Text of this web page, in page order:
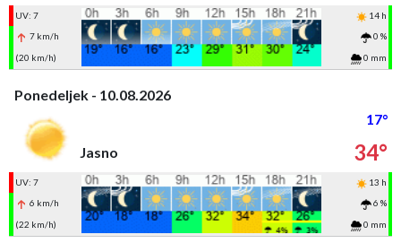
UV: 7
14 h
7 km/h
0 %
(20 km/h)
0 mm
Ponedeljek - 10.08.2026
17°
Jasno
34°
UV: 7
13 h
6 km/h
6 %
(22 km/h)
0 mm